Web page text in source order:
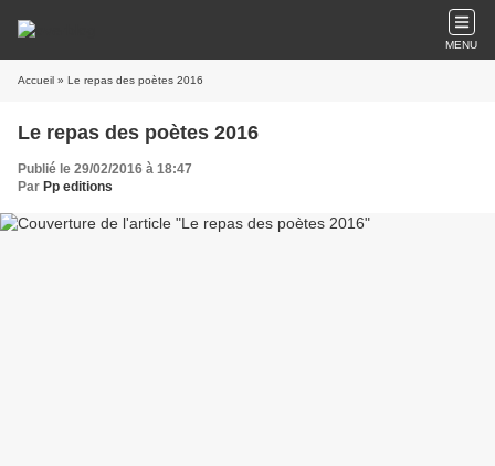
MENU
Accueil » Le repas des poètes 2016
Le repas des poètes 2016
Publié le 29/02/2016 à 18:47
Par Pp editions